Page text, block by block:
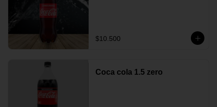
$10.500
Coca cola 1.5 zero